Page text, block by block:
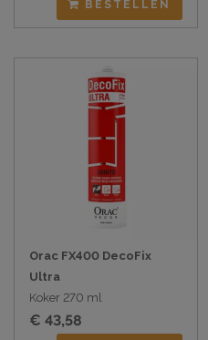
BESTELLEN
Orac FX400 DecoFix
Ultra
Koker 270 ml
€ 43,58